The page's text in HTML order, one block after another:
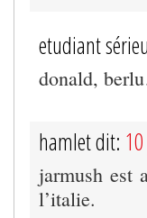
etudiant
donald,
hamlet dit:
jarmush est
l’italie.